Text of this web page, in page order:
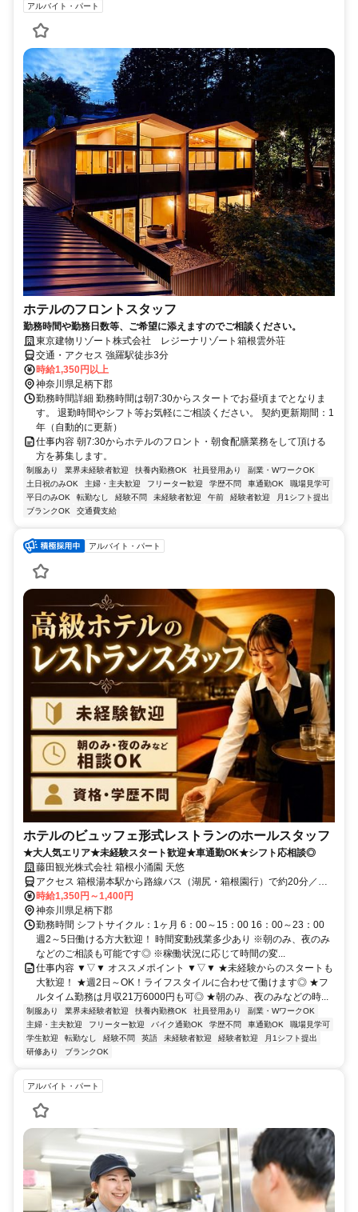
アルバイト・パート
ホテルのフロントスタッフ
勤務時間や勤務日数等、ご希望に添えますのでご相談ください。
東京建物リゾート株式会社 レジーナリゾート箱根雲外荘
交通・アクセス 強羅駅徒歩3分
時給1,350円以上
神奈川県足柄下郡
勤務時間詳細 勤務時間は朝7:30からスタートでお昼頃までとなりま
す。 退勤時間やシフト等お気軽にご相談ください。 契約更新期間：1
年（自動的に更新）
仕事内容 朝7:30からホテルのフロント・朝食配膳業務をして頂ける
方を募集します。
制服あり 業界未経験者歓迎 扶養内勤務OK 社員登用あり
副業・WワークOK
土日祝のみOK
主婦・主夫歓迎 フリーター歓迎 学歴不問 車通勤OK
職場見学可
平日のみOK
転勤なし 経験不問 未経験者歓迎 午前 経験者歓迎
月1シフト提出
ブランクOK
交通費支給
アルバイト・パート
ホテルのビュッフェ形式レストランのホールスタッフ
★大人気エリア★未経験スタート歓迎★車通勤OK★シフト応相談◎
藤田観光株式会社 箱根小涌園 天悠
アクセス 箱根湯本駅から路線バス（湖尻・箱根園行）で約20分／
「天悠」バス停下車、徒歩すぐ／車通勤OK／交通費規定内支給
時給1,350円～1,400円
神奈川県足柄下郡
勤務時間 シフトサイクル：1ヶ月 6：00～15：00 16：00～23：00
週2～5日働ける方大歓迎！ 時間変動残業多少あり ※朝のみ、夜のみ
などのご相談も可能です◎ ※稼働状況に応じて時間の変...
仕事内容 ▼▽▼ オススメポイント ▼▽▼ ★未経験からのスタートも
大歓迎！ ★週2日～OK！ライフスタイルに合わせて働けます◎ ★フ
ルタイム勤務は月収21万6000円も可◎ ★朝のみ、夜のみなどの時...
制服あり 業界未経験者歓迎 扶養内勤務OK 社員登用あり
副業・WワークOK
主婦・主夫歓迎
フリーター歓迎 バイク通勤OK 学歴不問 車通勤OK
職場見学可
学生歓迎
転勤なし 経験不問 英語 未経験者歓迎 経験者歓迎
月1シフト提出
研修あり
ブランクOK
アルバイト・パート